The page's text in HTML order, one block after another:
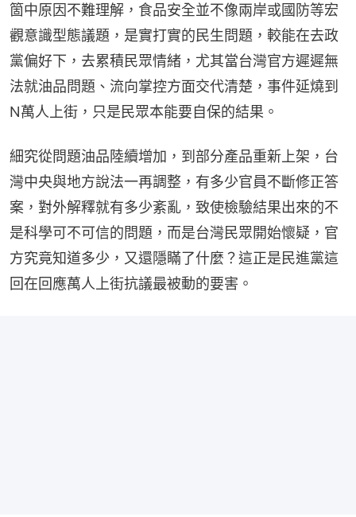
箇中原因不難理解，食品安全並不像兩岸或國防等宏
觀意識型態議題，是實打實的民生問題，較能在去政
黨偏好下，去累積民眾情緒，尤其當台灣官方遲遲無
法就油品問題、流向掌控方面交代清楚，事件延燒到
N萬人上街，只是民眾本能要自保的結果。
細究從問題油品陸續增加，到部分產品重新上架，台
灣中央與地方說法一再調整，有多少官員不斷修正答
案，對外解釋就有多少紊亂，致使檢驗結果出來的不
是科學可不可信的問題，而是台灣民眾開始懷疑，官
方究竟知道多少，又還隱瞞了什麼？這正是民進黨這
回在回應萬人上街抗議最被動的要害。